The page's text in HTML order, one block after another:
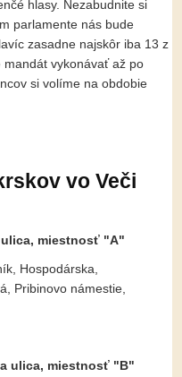
hlasy. Nezabudnite si
parlamente nás bude
zasadne najskôr iba 13 z
mandát vykonávať až po
si volíme na obdobie
vo Veči
ulica, miestnosť "A"
Hospodárska,
Pribinovo námestie,
ulica, miestnosť "B"